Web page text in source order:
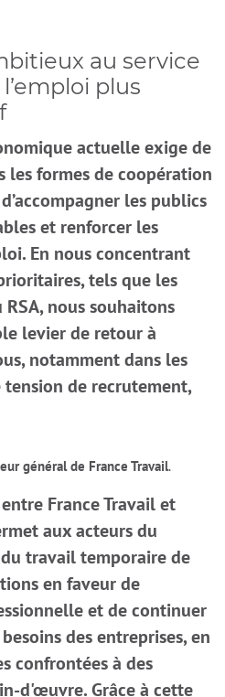
au service
plus
actuelle exige de
les formes de coopération
les publics
et renforcer les
En nous concentrant
tels que les
nous souhaitons
levier de retour à
notamment dans les
de recrutement,
général de France Travail.
France Travail et
aux acteurs du
travail temporaire de
en faveur de
et de continuer
des entreprises, en
confrontées à des
d'œuvre. Grâce à cette